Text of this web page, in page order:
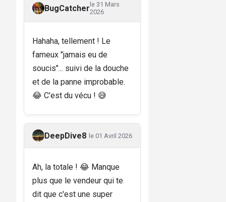
BugCatcher le 31 Mars
2026
Hahaha, tellement ! Le
fameux "jamais eu de
soucis"... suivi de la douche
et de la panne improbable.
😂 C'est du vécu ! 😅
DeepDive8 le 01 Avril 2026
Ah, la totale ! 😂 Manque
plus que le vendeur qui te
dit que c'est une super